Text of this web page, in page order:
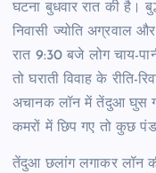
घटना बुधवार रात की है।
निवासी ज्योति अग्रवाल
रात 9:30 बजे लोग चाय-
तो घराती विवाह के
अचानक लॉन में तेंदुआ घुस
कमरों में छिप गए तो कुछ
तेंदुआ छलांग लगाकर लॉन